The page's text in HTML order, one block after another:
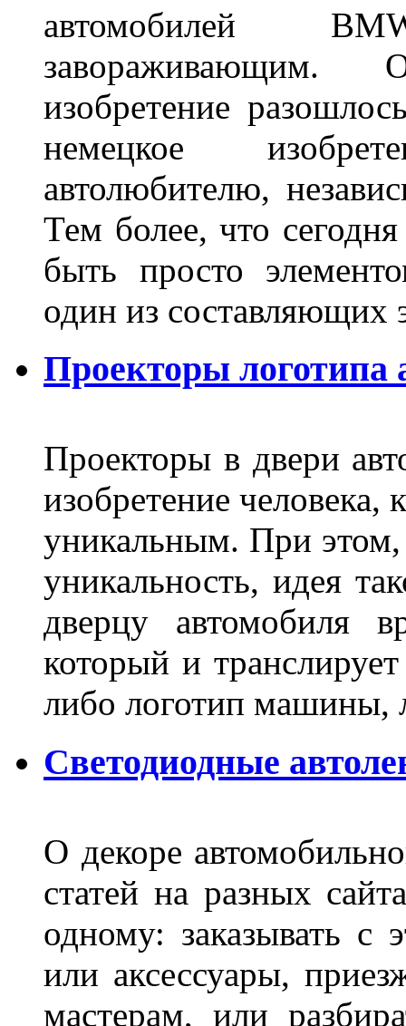
автомобилей
завораживающим.
изобретение
немецкое
автолюбителю,
Тем более, что сегодня
быть просто
один из
Проекторы логотипа
Проекторы в двери
изобретение человека,
уникальным. При этом,
уникальность, идея
дверцу автомобиля
который и
либо логотип машины,
Светодиодные
О декоре
статей на разных
одному: заказывать с
или аксессуары,
мастерам, или